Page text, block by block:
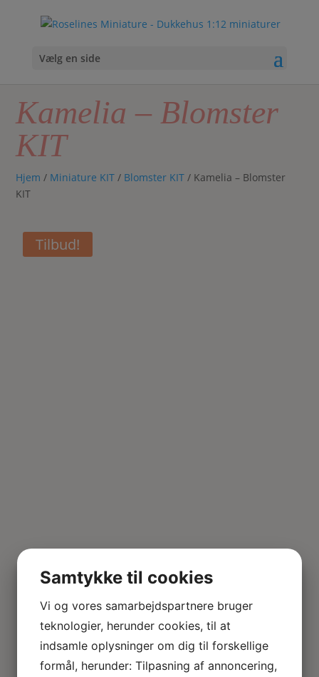
Vælg en side
Kamelia – Blomster
KIT
Hjem / Miniature KIT / Blomster KIT / Kamelia – Blomster
KIT
Tilbud!
Samtykke til cookies
Vi og vores samarbejdspartnere bruger
teknologier, herunder cookies, til at
indsamle oplysninger om dig til forskellige
formål, herunder: Tilpasning af annoncering,